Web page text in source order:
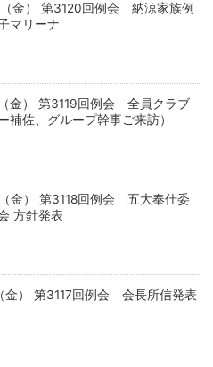
金） 第3120回例会 納涼家族例
マリーナ
金） 第3119回例会 全員クラブ
補佐、グループ幹事ご来訪）
金） 第3118回例会 五大奉仕委
方針発表
金） 第3117回例会 会長所信発表